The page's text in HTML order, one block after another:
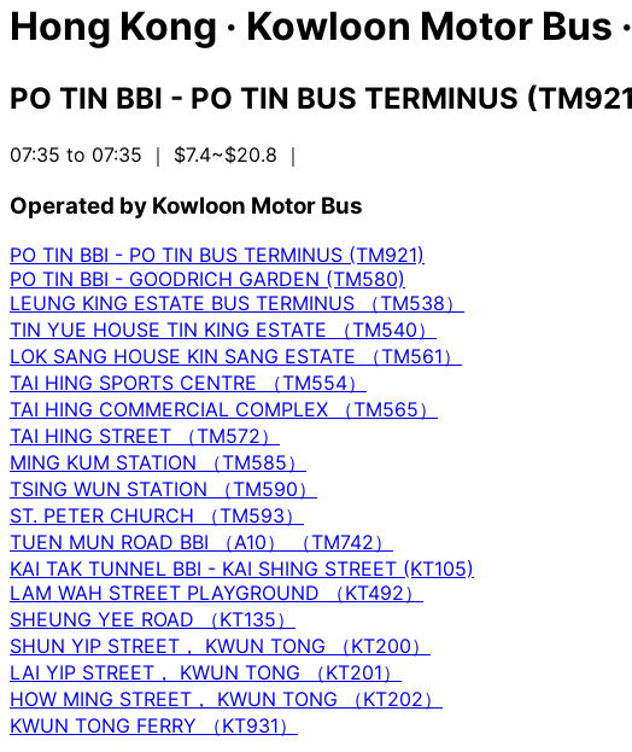
Hong Kong · Kowloon Motor Bus ·
PO TIN BBI - PO TIN BUS TERMINUS
07:35 to 07:35 ｜ $7.4~$20.8 ｜
Operated by Kowloon Motor Bus
PO TIN BBI - PO TIN BUS TERMINUS (TM921)
PO TIN BBI - GOODRICH GARDEN (TM580)
LEUNG KING ESTATE BUS TERMINUS （TM538）
TIN YUE HOUSE TIN KING ESTATE （TM540）
LOK SANG HOUSE KIN SANG ESTATE （TM561）
TAI HING SPORTS CENTRE （TM554）
TAI HING COMMERCIAL COMPLEX （TM565）
TAI HING STREET （TM572）
MING KUM STATION （TM585）
TSING WUN STATION （TM590）
ST. PETER CHURCH （TM593）
TUEN MUN ROAD BBI （A10） （TM742）
KAI TAK TUNNEL BBI - KAI SHING STREET (KT105)
LAM WAH STREET PLAYGROUND （KT492）
SHEUNG YEE ROAD （KT135）
SHUN YIP STREET， KWUN TONG （KT200）
LAI YIP STREET， KWUN TONG （KT201）
HOW MING STREET， KWUN TONG （KT202）
KWUN TONG FERRY （KT931）